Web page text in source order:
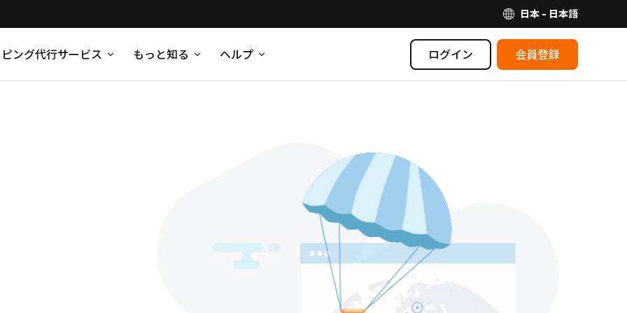
日本 - 日本語
ング代行サービス もっと知る ヘルプ ログイン 会員登録